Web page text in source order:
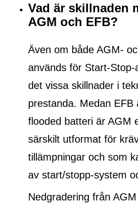
Vad är skillnaden
AGM och EFB?
Även om både AGM-
används för Start-Stop-
det vissa skillnader i
prestanda. Medan EFB
flooded batteri är AGM
särskilt utformat för
tillämpningar och som
av start/stopp-system
Nedgradering från